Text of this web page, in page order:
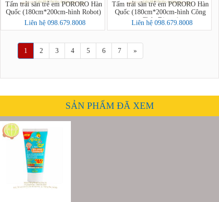
Tấm trải sàn trẻ em PORORO Hàn
Quốc (180cm*200cm-hình Robot)
Liên hệ 098.679.8008
Tấm trải sàn trẻ em PORORO Hàn
Quốc (180cm*200cm-hình Công
Chúa Disney)
Liên hệ 098.679.8008
1 2 3 4 5 6 7 »
SẢN PHẨM ĐÃ XEM